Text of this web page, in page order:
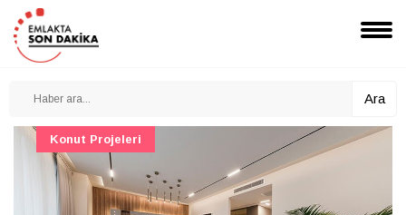
Ara
Konut Projeleri